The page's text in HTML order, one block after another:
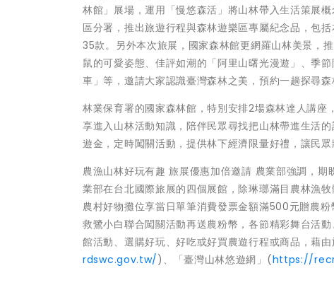
林館」展場，運用「慢悠森活」將山林帶入生活策展
區分署，推出旅遊行程與森林遊樂區專屬紀念品，包
35款。另外本次旅展，國家森林館更網羅山林美景，
鼠的可愛姿態、佳評如潮的「阿里山曙光漫遊」、季
車」等，邀請大家認識臺灣森林之美，預約一趟探尋森
林業保育署的國家森林館，特別安排2場森林達人講
享進入山林活動知識，陪伴民眾尋找把山林帶進生活
遊金，定時闖關活動，提供林下經濟限量好禮，讓民
農漁山林好玩有趣 旅展優惠加倍邀請 農業部強調，
業部在台北國際旅展的四個展館，除琳瑯滿目農林漁
農村好物攤位享當日單筆消費發票金額滿500元贈農
救鷺小白聯合闖關活動再送農粉幣，各節精彩舞台活
館活動、選購好玩、好吃或好買農遊行程或商品，藉
rdswc.gov.tw/)、「臺灣山林悠遊網」(https://